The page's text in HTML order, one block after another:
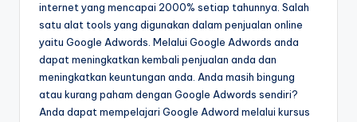
internet yang mencapai 2000% setiap tahunnya. Salah
satu alat tools yang digunakan dalam penjualan online
yaitu Google Adwords. Melalui Google Adwords anda
dapat meningkatkan kembali penjualan anda dan
meningkatkan keuntungan anda. Anda masih bingung
atau kurang paham dengan Google Adwords sendiri?
Anda dapat mempelajari Google Adword melalui kursus